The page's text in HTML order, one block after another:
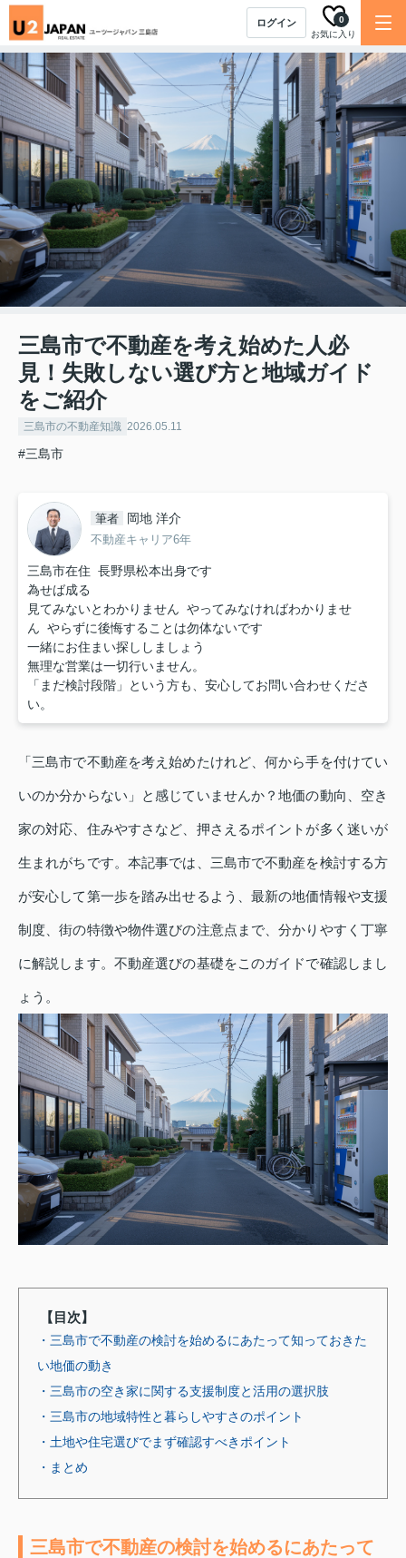
ログイン
お気に入り
0
三島市で不動産を考え始めた人必
見！失敗しない選び方と地域ガイド
をご紹介
三島市の不動産知識 2026.05.11
#三島市
筆者 岡地 洋介
不動産キャリア6年
三島市在住 長野県松本出身です
為せば成る
見てみないとわかりません やってみなければわかりませ
ん やらずに後悔することは勿体ないです
一緒にお住まい探ししましょう
無理な営業は一切行いません。
「まだ検討段階」という方も、安心してお問い合わせくださ
い。
「三島市で不動産を考え始めたけれど、何から手を付けてい
いのか分からない」と感じていませんか？地価の動向、空き
家の対応、住みやすさなど、押さえるポイントが多く迷いが
生まれがちです。本記事では、三島市で不動産を検討する方
が安心して第一歩を踏み出せるよう、最新の地価情報や支援
制度、街の特徴や物件選びの注意点まで、分かりやすく丁寧
に解説します。不動産選びの基礎をこのガイドで確認しまし
ょう。
【目次】
・三島市で不動産の検討を始めるにあたって知っておきた
い地価の動き
・三島市の空き家に関する支援制度と活用の選択肢
・三島市の地域特性と暮らしやすさのポイント
・土地や住宅選びでまず確認すべきポイント
・まとめ
三島市で不動産の検討を始めるにあたって